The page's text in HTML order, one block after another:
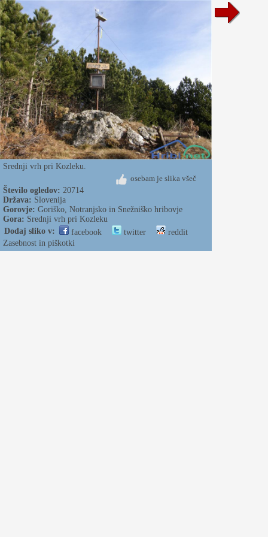
Srednji vrh pri Kozleku.
osebam je slika všeč
Število ogledov: 20714
Država: Slovenija
Gorovje: Goriško, Notranjsko in Snežniško hribovje
Gora: Srednji vrh pri Kozleku
Dodaj sliko v:
facebook twitter
reddit
Zasebnost in piškotki